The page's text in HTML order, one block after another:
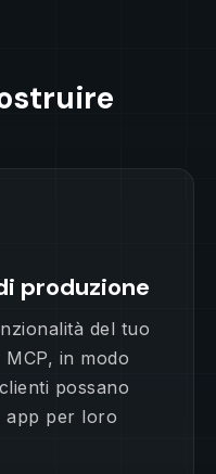
produzione
del tuo
in modo
possano
app per loro